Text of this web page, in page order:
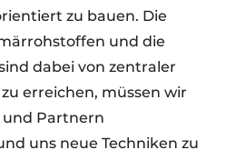
zu bauen. Die
und die
dabei von zentraler
erreichen, müssen wir
Partnern
uns neue Techniken zu